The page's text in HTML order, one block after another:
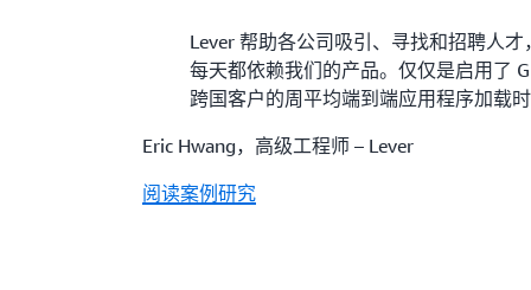
Lever 帮助各公司吸引、寻找和招聘人
每天都依赖我们的产品。仅仅是启用了
跨国客户的周平均端到端应用程序加载
Eric Hwang，高级工程师 – Lever
阅读案例研究